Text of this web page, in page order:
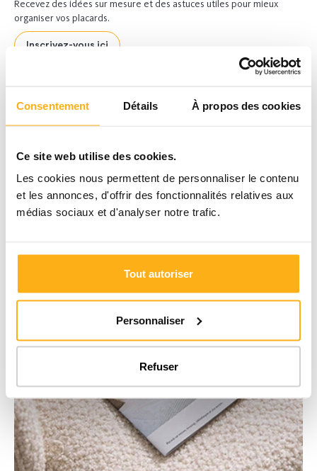
Consentement Détails À propos des cookies
Ce site web utilise des cookies.
Les cookies nous permettent de personnaliser le contenu
et les annonces, d'offrir des fonctionnalités relatives aux
médias sociaux et d'analyser notre trafic.
Tout autoriser
Personnaliser
Refuser
Recevez des idées sur mesure et des astuces utiles pour mieux
organiser vos placards.
Inscrivez-vous ici